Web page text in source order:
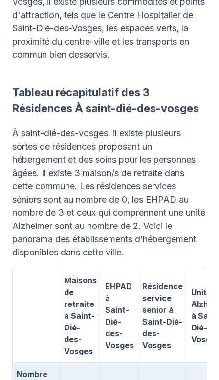
d'attraction, tels que le Centre Hospitalier de
Saint-Dié-des-Vosges, les espaces verts, la
proximité du centre-ville et les transports en
commun bien desservis.
Tableau récapitulatif des 3
Résidences À saint-dié-des-vosges
À saint-dié-des-vosges, il existe plusieurs
sortes de résidences proposant un
hébergement et des soins pour les personnes
âgées. Il existe 3 maison/s de retraite dans
cette commune. Les résidences services
séniors sont au nombre de 0, les EHPAD au
nombre de 3 et ceux qui comprennent une unité
Alzheimer sont au nombre de 2. Voici le
panorama des établissements d’hébergement
disponibles dans cette ville.
Maisons
de
retraite
à Saint-
Dié-
des-
Vosges
EHPAD
à
Saint-
Dié-
des-
Vosges
Résidence
service
senior à
Saint-Dié-
des-
Vosges
Unité
à
Dié-
Nombre